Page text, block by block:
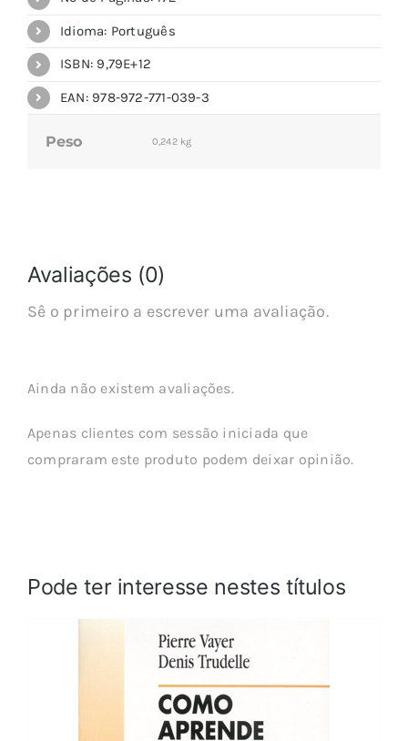
Idioma: Português
ISBN: 9,79E+12
EAN: 978-972-771-039-3
Peso 0,242 kg
Avaliações (0)
Sê o primeiro a escrever uma avaliação.
Ainda não existem avaliações.
Apenas clientes com sessão iniciada que
compraram este produto podem deixar opinião.
Pode ter interesse nestes títulos